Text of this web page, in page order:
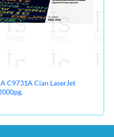
C9731A Cian LaserJet